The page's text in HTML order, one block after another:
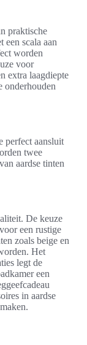
praktische
een scala aan
worden
voor
extra laagdiepte
onderhouden
perfect aansluit
twee
aardse tinten
De keuze
een rustige
zoals beige en
Het
legt de
een
in aardse